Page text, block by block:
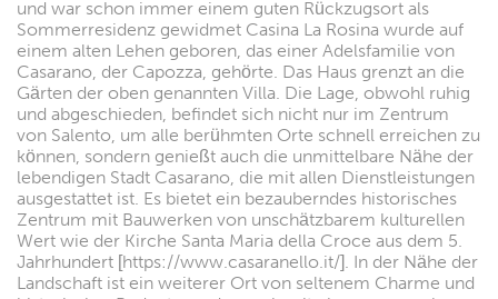
und war schon immer einem guten Rückzugsort als
Sommerresidenz gewidmet Casina La Rosina wurde auf
einem alten Lehen geboren, das einer Adelsfamilie von
Casarano, der Capozza, gehörte. Das Haus grenzt an die
Gärten der oben genannten Villa. Die Lage, obwohl ruhig
und abgeschieden, befindet sich nicht nur im Zentrum
von Salento, um alle berühmten Orte schnell erreichen zu
können, sondern genießt auch die unmittelbare Nähe der
lebendigen Stadt Casarano, die mit allen Dienstleistungen
ausgestattet ist. Es bietet ein bezauberndes historisches
Zentrum mit Bauwerken von unschätzbarem kulturellen
Wert wie der Kirche Santa Maria della Croce aus dem 5.
Jahrhundert [https://www.casaranello.it/]. In der Nähe der
Landschaft ist ein weiterer Ort von seltenem Charme und